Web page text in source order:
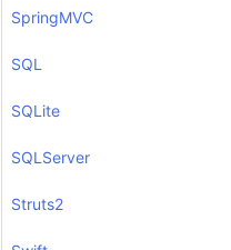
SpringMVC
SQL
SQLite
SQLServer
Struts2